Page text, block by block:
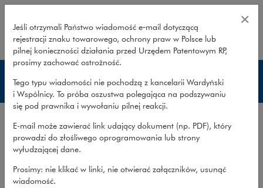
Jakub Macek – Wardyński i
Prawnicy
Jeśli otrzymali Państwo wiadomość e‑mail dotyczącą
rejestracji znaku towarowego, ochrony praw w Polsce lub
pilnej konieczności działania przed Urzędem Patentowym RP,
prosimy zachować ostrożność.
Tego typu wiadomości nie pochodzą z kancelarii Wardyński
i Wspólnicy. To próba oszustwa polegająca na podszywaniu
się pod prawnika i wywołaniu pilnej reakcji.
E-mail może zawierać link udający dokument (np. PDF), który
prowadzi do złośliwego oprogramowania lub strony
wyłudzającej dane.
Prosimy: nie klikać w linki, nie otwierać załączników, usunąć
wiadomość.
×